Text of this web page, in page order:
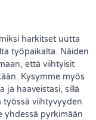
harkitset uutta
työpaikalta. Näiden
että viihtyisit
Kysymme myös
ja haaveistasi, sillä
työssä viihtyvyyden
yhdessä pyrkimään